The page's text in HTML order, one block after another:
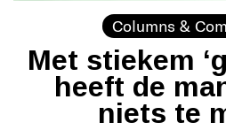
Columns &
Met stiekem
heeft de
niets te